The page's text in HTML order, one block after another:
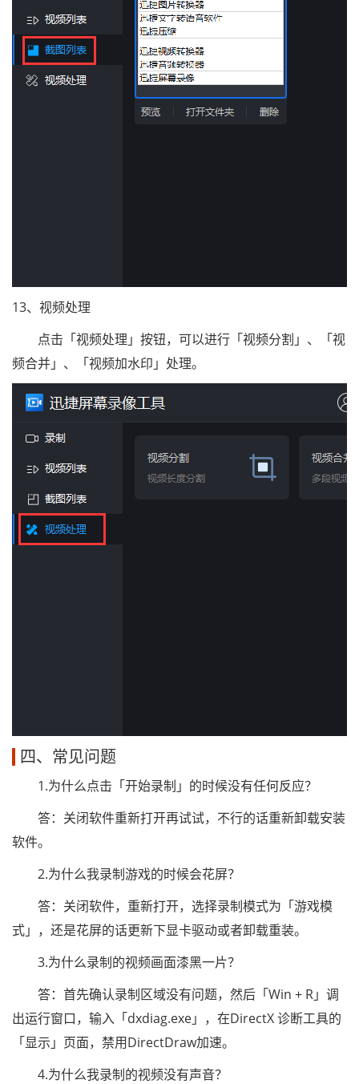
13、视频处理
点击「视频处理」按钮，可以进行「视频分割」、「视
频合并」、「视频加水印」处理。
四、常见问题
1.为什么点击「开始录制」的时候没有任何反应？
答：关闭软件重新打开再试试，不行的话重新卸载安装
软件。
2.为什么我录制游戏的时候会花屏？
答：关闭软件，重新打开，选择录制模式为「游戏模
式」，还是花屏的话更新下显卡驱动或者卸载重装。
3.为什么录制的视频画面漆黑一片？
答：首先确认录制区域没有问题，然后「Win + R」调
出运行窗口，输入「dxdiag.exe」，在DirectX 诊断工具的
「显示」页面，禁用DirectDraw加速。
4.为什么我录制的视频没有声音？